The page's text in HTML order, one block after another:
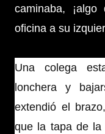
caminaba,
oficina a su
Una colega
lonchera y
extendió el
que la tapa de la